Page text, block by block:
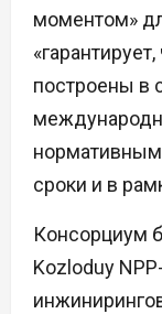
моментом»
построены в
сроки и в
Консорциум
Kozloduy